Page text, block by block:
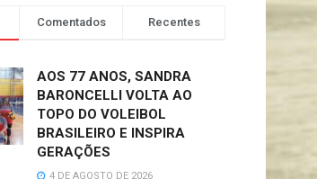
Comentados Recentes
AOS 77 ANOS, SANDRA
BARONCELLI VOLTA AO
TOPO DO VOLEIBOL
BRASILEIRO E INSPIRA
GERAÇÕES
4 DE AGOSTO DE 2026